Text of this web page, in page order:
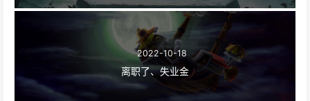
2022-10-18
离职了、失业金